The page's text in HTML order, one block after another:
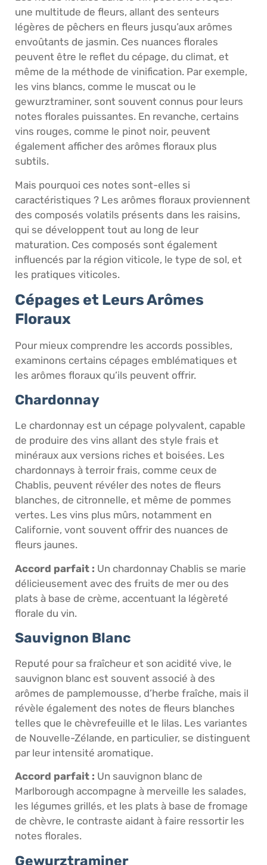
une multitude de fleurs, allant des senteurs
légères de pêchers en fleurs jusqu’aux arômes
envoûtants de jasmin. Ces nuances florales
peuvent être le reflet du cépage, du climat, et
même de la méthode de vinification. Par exemple,
les vins blancs, comme le muscat ou le
gewurztraminer, sont souvent connus pour leurs
notes florales puissantes. En revanche, certains
vins rouges, comme le pinot noir, peuvent
également afficher des arômes floraux plus
subtils.
Mais pourquoi ces notes sont-elles si
caractéristiques ? Les arômes floraux proviennent
des composés volatils présents dans les raisins,
qui se développent tout au long de leur
maturation. Ces composés sont également
influencés par la région viticole, le type de sol, et
les pratiques viticoles.
Cépages et Leurs Arômes
Floraux
Pour mieux comprendre les accords possibles,
examinons certains cépages emblématiques et
les arômes floraux qu’ils peuvent offrir.
Chardonnay
Le chardonnay est un cépage polyvalent, capable
de produire des vins allant des style frais et
minéraux aux versions riches et boisées. Les
chardonnays à terroir frais, comme ceux de
Chablis, peuvent révéler des notes de fleurs
blanches, de citronnelle, et même de pommes
vertes. Les vins plus mûrs, notamment en
Californie, vont souvent offrir des nuances de
fleurs jaunes.
Accord parfait : Un chardonnay Chablis se marie
délicieusement avec des fruits de mer ou des
plats à base de crème, accentuant la légèreté
florale du vin.
Sauvignon Blanc
Reputé pour sa fraîcheur et son acidité vive, le
sauvignon blanc est souvent associé à des
arômes de pamplemousse, d’herbe fraîche, mais il
révèle également des notes de fleurs blanches
telles que le chèvrefeuille et le lilas. Les variantes
de Nouvelle-Zélande, en particulier, se distinguent
par leur intensité aromatique.
Accord parfait : Un sauvignon blanc de
Marlborough accompagne à merveille les salades,
les légumes grillés, et les plats à base de fromage
de chèvre, le contraste aidant à faire ressortir les
notes florales.
Gewurztraminer